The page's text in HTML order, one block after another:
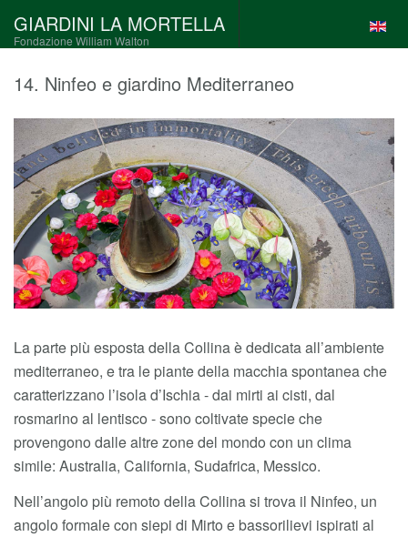
GIARDINI LA MORTELLA
Fondazione William Walton
14. Ninfeo e giardino Mediterraneo
La parte più esposta della Collina è dedicata all’ambiente
mediterraneo, e tra le piante della macchia spontanea che
caratterizzano l’isola d’Ischia - dai mirti ai cisti, dal
rosmarino al lentisco - sono coltivate specie che
provengono dalle altre zone del mondo con un clima
simile: Australia, California, Sudafrica, Messico.
Nell’angolo più remoto della Collina si trova il Ninfeo, un
angolo formale con siepi di Mirto e bassorilievi ispirati al